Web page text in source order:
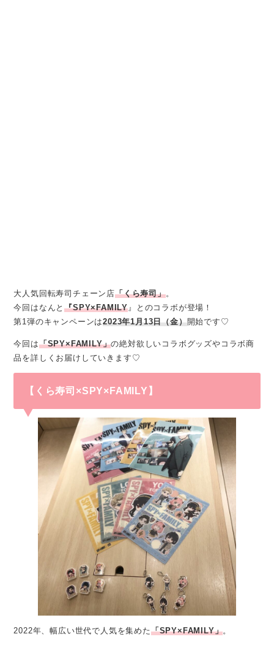
大人気回転寿司チェーン店「くら寿司」。
今回はなんと『SPY×FAMILY』とのコラボが登場！
第1弾のキャンペーンは2023年1月13日（金）開始です♡
今回は「SPY×FAMILY」の絶対欲しいコラボグッズやコラボ商
品を詳しくお届けしていきます♡
【くら寿司×SPY×FAMILY】
2022年、幅広い世代で人気を集めた「SPY×FAMILY」。